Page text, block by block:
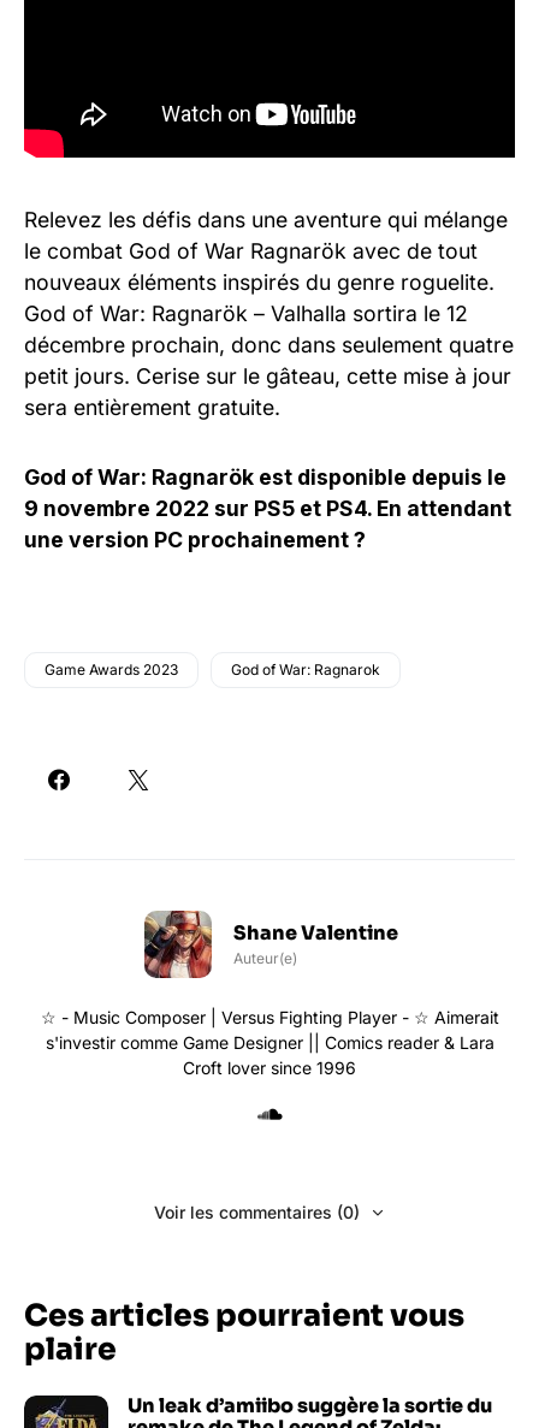
Relevez les défis dans une aventure qui mélange
le combat God of War Ragnarök avec de tout
nouveaux éléments inspirés du genre roguelite.
God of War: Ragnarök – Valhalla sortira le 12
décembre prochain, donc dans seulement quatre
petit jours. Cerise sur le gâteau, cette mise à jour
sera entièrement gratuite.
God of War: Ragnarök est disponible depuis le
9 novembre 2022 sur PS5 et PS4. En attendant
une version PC prochainement ?
Game Awards 2023 God of War: Ragnarok
Shane Valentine
Auteur(e)
☆ - Music Composer | Versus Fighting Player - ☆ Aimerait
s'investir comme Game Designer || Comics reader & Lara
Croft lover since 1996
Voir les commentaires (0)
Ces articles pourraient vous
plaire
Un leak d’amiibo suggère la sortie du